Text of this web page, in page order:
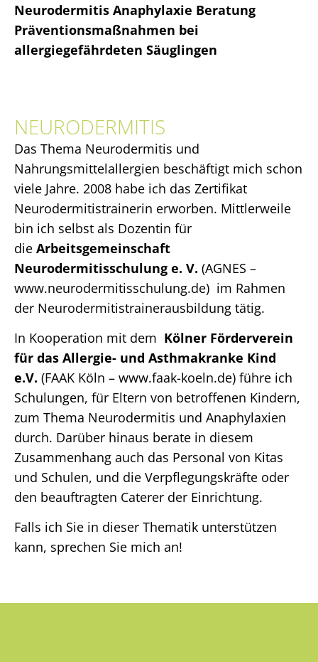
Neurodermitis Anaphylaxie Beratung
Präventionsmaßnahmen bei
allergiegefährdeten Säuglingen
NEURODERMITIS
Das Thema Neurodermitis und
Nahrungsmittelallergien beschäftigt mich schon
viele Jahre. 2008 habe ich das Zertifikat
Neurodermitistrainerin erworben. Mittlerweile
bin ich selbst als Dozentin für
die Arbeitsgemeinschaft
Neurodermitisschulung e. V. (AGNES –
www.neurodermitisschulung.de) im Rahmen
der Neurodermitistrainerausbildung tätig.
In Kooperation mit dem Kölner Förderverein
für das Allergie- und Asthmakranke Kind
e.V. (FAAK Köln – www.faak-koeln.de) führe ich
Schulungen, für Eltern von betroffenen Kindern,
zum Thema Neurodermitis und Anaphylaxien
durch. Darüber hinaus berate in diesem
Zusammenhang auch das Personal von Kitas
und Schulen, und die Verpflegungskräfte oder
den beauftragten Caterer der Einrichtung.
Falls ich Sie in dieser Thematik unterstützen
kann, sprechen Sie mich an!